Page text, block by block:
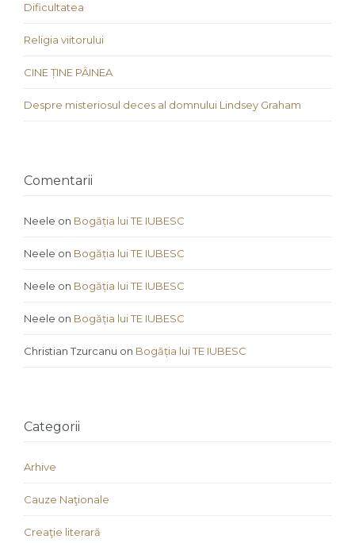
Dificultatea
Religia viitorului
CINE ȚINE PÂINEA
Despre misteriosul deces al domnului Lindsey Graham
Comentarii
Neele on Bogăția lui TE IUBESC
Neele on Bogăția lui TE IUBESC
Neele on Bogăția lui TE IUBESC
Neele on Bogăția lui TE IUBESC
Christian Tzurcanu on Bogăția lui TE IUBESC
Categorii
Arhive
Cauze Naţionale
Creaţie literară